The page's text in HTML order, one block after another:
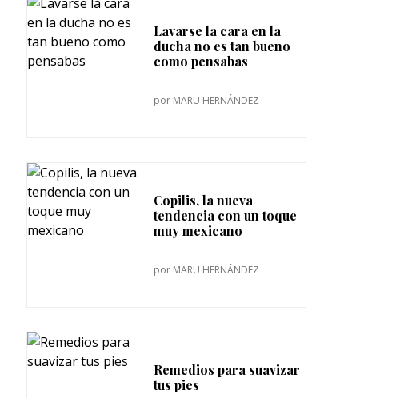
Lavarse la cara en la
ducha no es tan bueno
como pensabas
por MARU HERNÁNDEZ
Copilis, la nueva
tendencia con un toque
muy mexicano
por MARU HERNÁNDEZ
Remedios para suavizar
tus pies